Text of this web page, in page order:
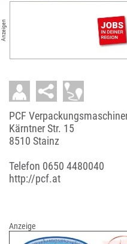
Anzeigen
PCF
Kärntner Str. 15
8510 Stainz
Telefon 0650 4480040
http://pcf.at
Anzeige